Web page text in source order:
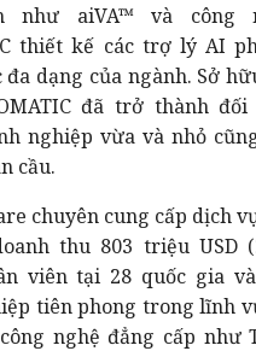
như aiVA™ và công
thiết kế các trợ lý AI
dạng của ngành. Sở
đã trở thành
nghiệp vừa và nhỏ
cầu.
chuyên cung cấp dịch
thu 803 triệu USD
viên tại 28 quốc gia
tiên phong trong lĩnh
nghệ đẳng cấp như